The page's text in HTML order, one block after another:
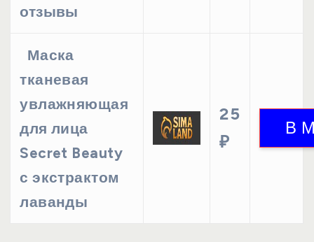
отзывы
Маска
тканевая
увлажняющая
для лица
Secret Beauty
с экстрактом
лаванды
25
₽